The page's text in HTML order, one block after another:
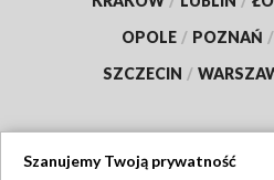
OPOLE / POZNAŃ /
SZCZECIN /
Szanujemy Twoją prywatność